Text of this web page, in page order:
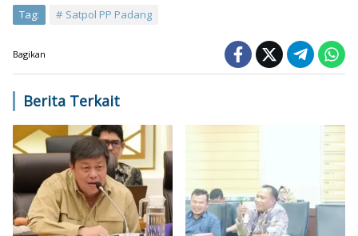
Tag: Satpol PP Padang
Bagikan
Berita Terkait